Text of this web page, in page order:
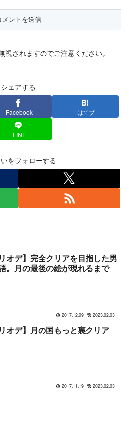
視されますのでご注意ください。
シェアする
Facebook はてブ
LINE
をフォローする
リオデ】完全クリアを目指した男
。月の最後の絵が現れるまで
2017.12.09 2023.02.03
リオデ】月の国もっと裏クリア
2017.11.19 2023.02.03